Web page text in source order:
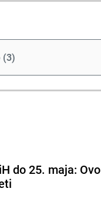
(3)
do 25. maja: Ovo